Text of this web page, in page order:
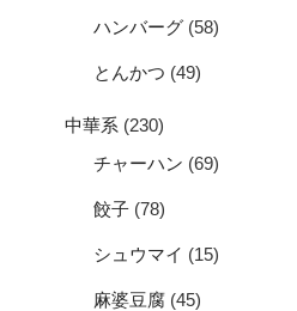
ハンバーグ (58)
とんかつ (49)
中華系 (230)
チャーハン (69)
餃子 (78)
シュウマイ (15)
麻婆豆腐 (45)